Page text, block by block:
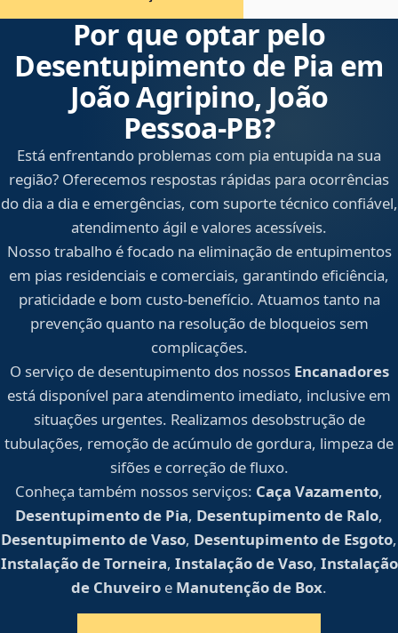
Por que optar pelo
Desentupimento de Pia em
João Agripino, João
Pessoa‑PB?
Está enfrentando problemas com pia entupida na sua
região? Oferecemos respostas rápidas para ocorrências
do dia a dia e emergências, com suporte técnico confiável,
atendimento ágil e valores acessíveis.
Nosso trabalho é focado na eliminação de entupimentos
em pias residenciais e comerciais, garantindo eficiência,
praticidade e bom custo-benefício. Atuamos tanto na
prevenção quanto na resolução de bloqueios sem
complicações.
O serviço de desentupimento dos nossos Encanadores
está disponível para atendimento imediato, inclusive em
situações urgentes. Realizamos desobstrução de
tubulações, remoção de acúmulo de gordura, limpeza de
sifões e correção de fluxo.
Conheça também nossos serviços: Caça Vazamento,
Desentupimento de Pia, Desentupimento de Ralo,
Desentupimento de Vaso, Desentupimento de Esgoto,
Instalação de Torneira, Instalação de Vaso, Instalação
de Chuveiro e Manutenção de Box.